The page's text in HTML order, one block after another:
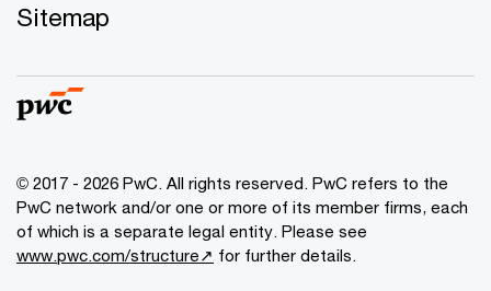
Sitemap
© 2017 - 2026 PwC. All rights reserved. PwC refers to the
PwC network and/or one or more of its member firms, each
of which is a separate legal entity. Please see
www.pwc.com/structure↗ for further details.